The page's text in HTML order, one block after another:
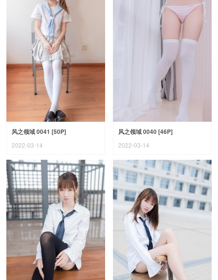
风之领域 0041 [50P]
2022-03-14
风之领域 0040 [46P]
2022-03-14